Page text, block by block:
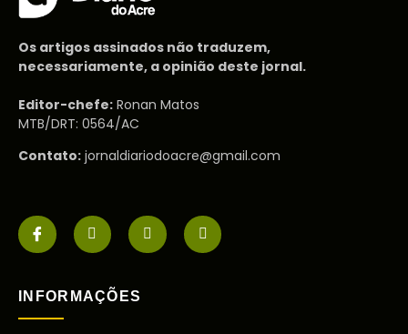
Os artigos assinados não traduzem,
necessariamente, a opinião deste jornal.
Editor-chefe: Ronan Matos
MTB/DRT: 0564/AC
Contato: jornaldiariodoacre@gmail.com
INFORMAÇÕES